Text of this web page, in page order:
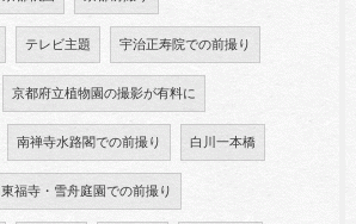
テレビ主題 宇治正寿院での前撮り
京都府立植物園の撮影が有料に
南禅寺水路閣での前撮り 白川一本橋
東福寺・雪舟庭園での前撮り